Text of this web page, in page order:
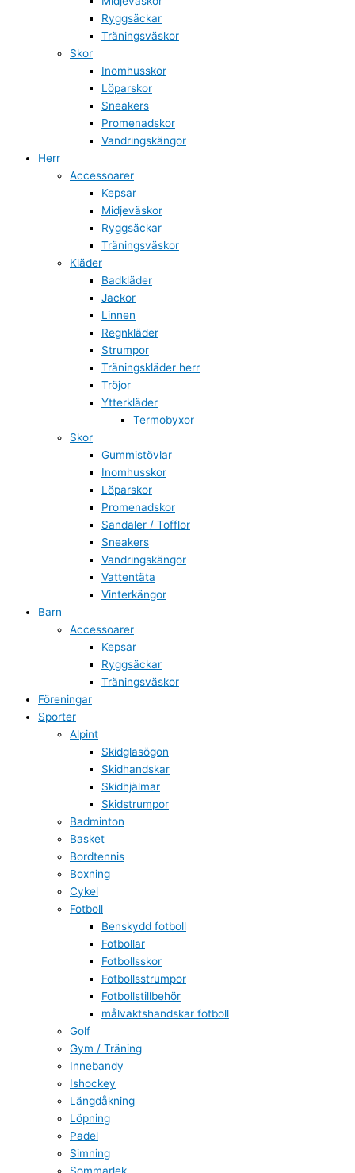
Ryggsäckar
Träningsväskor
Skor
Inomhusskor
Löparskor
Sneakers
Promenadskor
Vandringskängor
Herr
Accessoarer
Kepsar
Midjeväskor
Ryggsäckar
Träningsväskor
Kläder
Badkläder
Jackor
Linnen
Regnkläder
Strumpor
Träningskläder herr
Tröjor
Ytterkläder
Termobyxor
Skor
Gummistövlar
Inomhusskor
Löparskor
Promenadskor
Sandaler / Tofflor
Sneakers
Vandringskängor
Vattentäta
Vinterkängor
Barn
Accessoarer
Kepsar
Ryggsäckar
Träningsväskor
Föreningar
Sporter
Alpint
Skidglasögon
Skidhandskar
Skidhjälmar
Skidstrumpor
Badminton
Basket
Bordtennis
Boxning
Cykel
Fotboll
Benskydd fotboll
Fotbollar
Fotbollsskor
Fotbollsstrumpor
Fotbollstillbehör
målvaktshandskar fotboll
Golf
Gym / Träning
Innebandy
Ishockey
Längdåkning
Löpning
Padel
Simning